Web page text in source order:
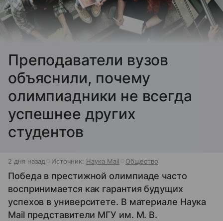
Преподаватели вузов
объяснили, почему
олимпиадники не всегда
успешнее других
студентов
2 дня назад Источник: Наука Mail Общество
Победа в престижной олимпиаде часто
воспринимается как гарантия будущих
успехов в университете. В материале Наука
Mail представители МГУ им. М. В.